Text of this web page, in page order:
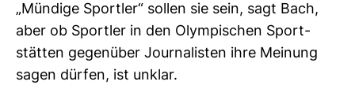
„Mün­dige Sportler“ sollen sie sein, sagt Bach,
aber ob Sportler in den Olym­pi­schen Sport­
stätten gegen­über Jour­na­listen ihre Mei­nung
sagen dürfen, ist unklar.